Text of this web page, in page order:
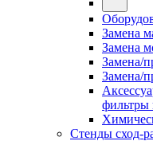
Замена
Замена
Замена/
Замена/
фильтры
Стенды сход-